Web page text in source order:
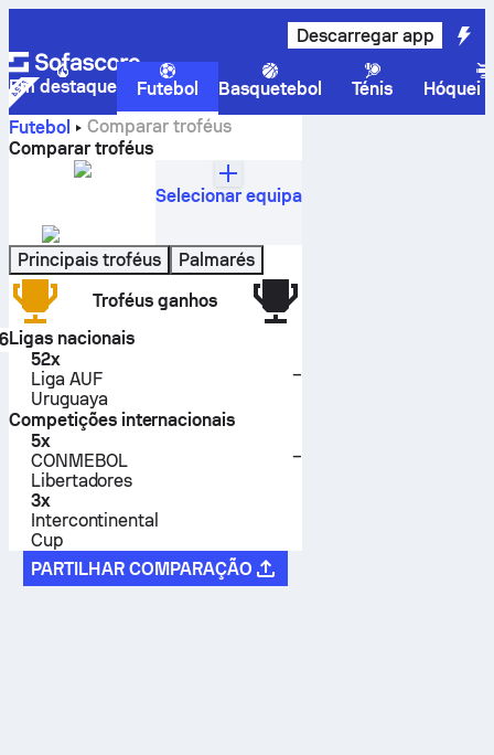
Descarregar app
Em destaque Futebol Basquetebol Ténis
Hóquei
Futebol
Comparar troféus
Comparar troféus
Uruguai
Selecionar equipa
Principais troféus Palmarés
60
Troféus ganhos
Ligas nacionais
52x
Liga AUF
Uruguaya
–
Competições internacionais
5x
CONMEBOL
Libertadores
3x
Intercontinental
Cup
–
PARTILHAR COMPARAÇÃO